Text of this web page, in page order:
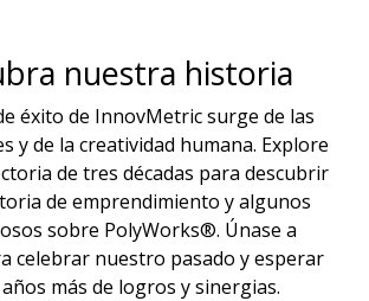
nuestra historia
éxito de InnovMetric surge de las
y de la creatividad humana. Explore
de tres décadas para descubrir
de emprendimiento y algunos
sobre PolyWorks®. Únase a
celebrar nuestro pasado y esperar
más de logros y sinergias.